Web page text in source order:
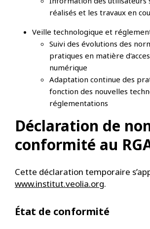
réalisés et les travaux en
Veille technologique et
Suivi des évolutions des
pratiques en matière
numérique
Adaptation continue des
fonction des nouvelles
réglementations
Déclaration de
conformité au
Cette déclaration temporaire
www.institut.veolia.org.
État de conformité